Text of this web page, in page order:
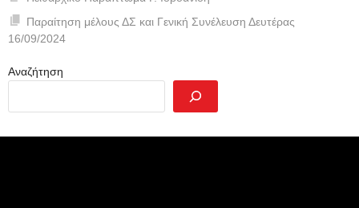
Παραίτηση μέλους ΔΣ και Γενική Συνέλευση Δευτέρας
16/09/2024
Αναζήτηση